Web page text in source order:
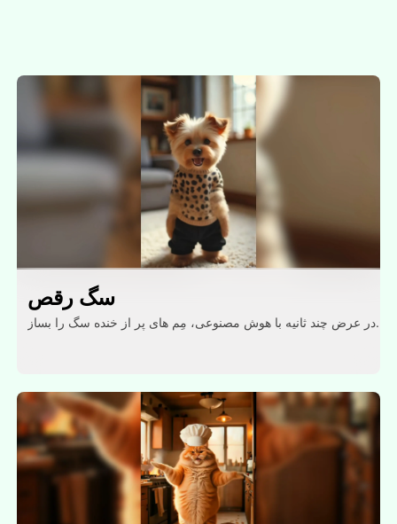
سگ رقص
در عرض چند ثانیه با هوش مصنوعی، مِم های پر از خنده سگ را بساز.